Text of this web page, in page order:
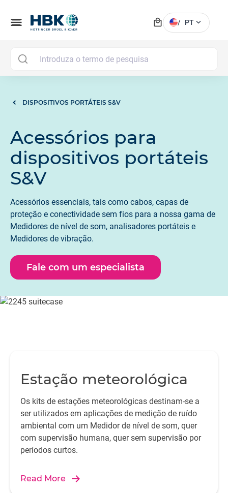
menu local_mall / PT expand_more
DISPOSITIVOS PORTÁTEIS S&V
Acessórios para
dispositivos portáteis
S&V
Acessórios essenciais, tais como cabos, capas de
proteção e conectividade sem fios para a nossa gama de
Medidores de nível de som, analisadores portáteis e
Medidores de vibração.
Fale com um especialista
Estação meteorológica
Os kits de estações meteorológicas destinam-se a
ser utilizados em aplicações de medição de ruído
ambiental com um Medidor de nível de som, quer
com supervisão humana, quer sem supervisão por
períodos curtos.
Read More